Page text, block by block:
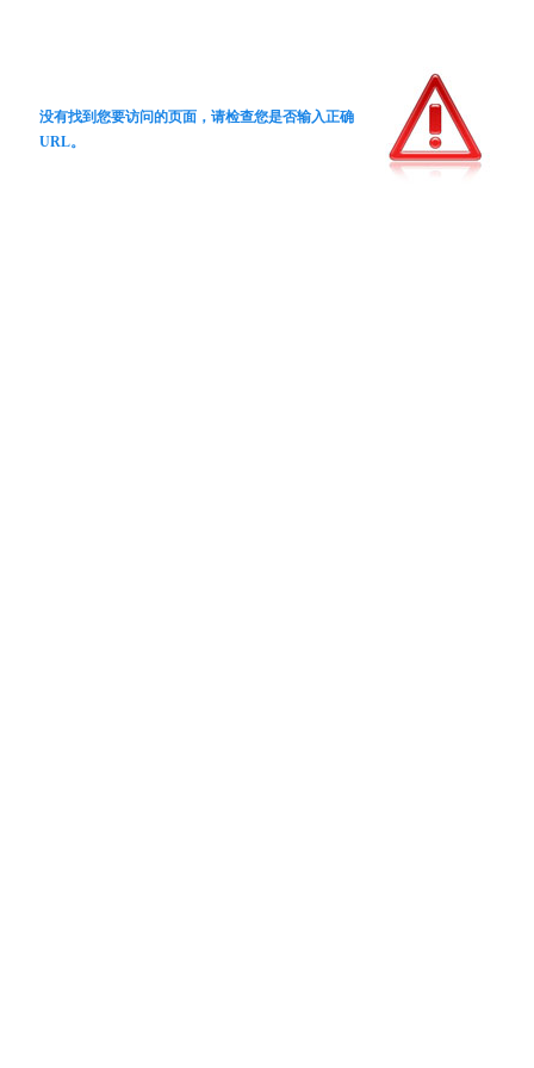
没有找到您要访问的页面，请检查您是否输入正确
URL。